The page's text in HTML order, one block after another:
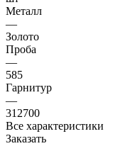
Металл
—
Золото
Проба
—
585
Гарнитур
—
312700
Все характеристики
Заказать